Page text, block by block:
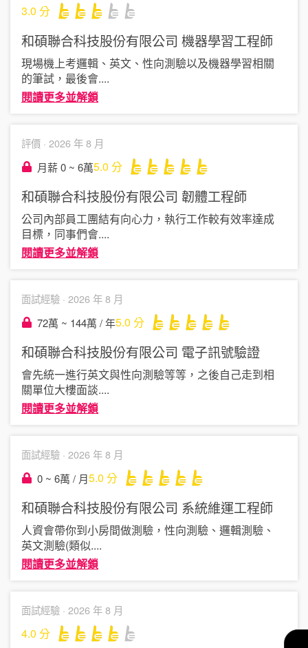
3.0 分
和碩聯合科技股份有限公司 機器學習工程師
現場機上考邏輯、英文、性向測驗以及機器學習相關
的筆試，最後會....
閱讀更多並解鎖
評價 · 2026 年 8 月
月薪 0 ~ 6萬5.0 分
和碩聯合科技股份有限公司 韌體工程師
公司內部員工團結有向心力，執行工作較有效率達成
目標，同事們會....
閱讀更多並解鎖
面試經驗 · 2026 年 8 月
72萬 ~ 144萬 / 年5.0 分
和碩聯合科技股份有限公司 電子訊號驗證
會先統一進行英文與性向測驗等等，之後自己走到相
關單位大樓面談....
閱讀更多並解鎖
面試經驗 · 2026 年 8 月
0 ~ 6萬 / 月5.0 分
和碩聯合科技股份有限公司 系統維運工程師
人資會帶你到小房間做測驗，性向測驗、邏輯測驗、
英文測驗(類似....
閱讀更多並解鎖
面試經驗 · 2026 年 8 月
4.0 分